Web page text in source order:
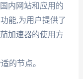
内网站和应用的
能,为用户提供了
加速器的使用方
的节点。